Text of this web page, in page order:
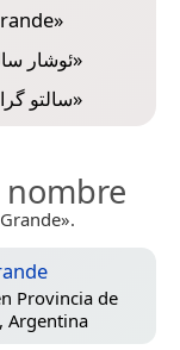
»
ئوشار»
سالتو»
nombre
Provincia de
Argentina